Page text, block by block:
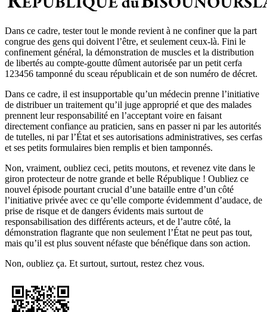
Dans ce cadre, tester tout le monde revient à ne confiner que la part
congrue des gens qui doivent l’être, et seulement ceux-là. Fini le
confinement général, la démonstration de muscles et la distribution
de libertés au compte-goutte dûment autorisée par un petit cerfa
123456 tamponné du sceau républicain et de son numéro de décret.
Dans ce cadre, il est insupportable qu’un médecin prenne l’initiative
de distribuer un traitement qu’il juge approprié et que des malades
prennent leur responsabilité en l’acceptant voire en faisant
directement confiance au praticien, sans en passer ni par les autorités
de tutelles, ni par l’État et ses autorisations administratives, ses cerfas
et ses petits formulaires bien remplis et bien tamponnés.
Non, vraiment, oubliez ceci, petits moutons, et revenez vite dans le
giron protecteur de notre grande et belle République ! Oubliez ce
nouvel épisode pourtant crucial d’une bataille entre d’un côté
l’initiative privée avec ce qu’elle comporte évidemment d’audace, de
prise de risque et de dangers évidents mais surtout de
responsabilisation des différents acteurs, et de l’autre côté, la
démonstration flagrante que non seulement l’État ne peut pas tout,
mais qu’il est plus souvent néfaste que bénéfique dans son action.
Non, oubliez ça. Et surtout, surtout, restez chez vous.